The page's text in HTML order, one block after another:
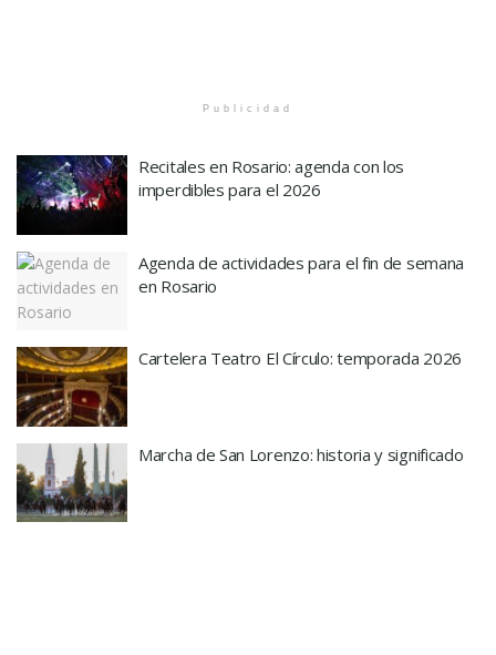
Publicidad
Recitales en Rosario: agenda con los
imperdibles para el 2026
Agenda de actividades para el fin de semana
en Rosario
Cartelera Teatro El Círculo: temporada 2026
Marcha de San Lorenzo: historia y significado